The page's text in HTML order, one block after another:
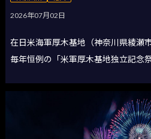
2026年07月02日
在日米海軍厚木基地（神奈川県綾瀬
毎年恒例の「米軍厚木基地独立記念